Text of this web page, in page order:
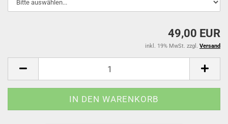
49,00 EUR
inkl. 19% MwSt. zzgl. Versand